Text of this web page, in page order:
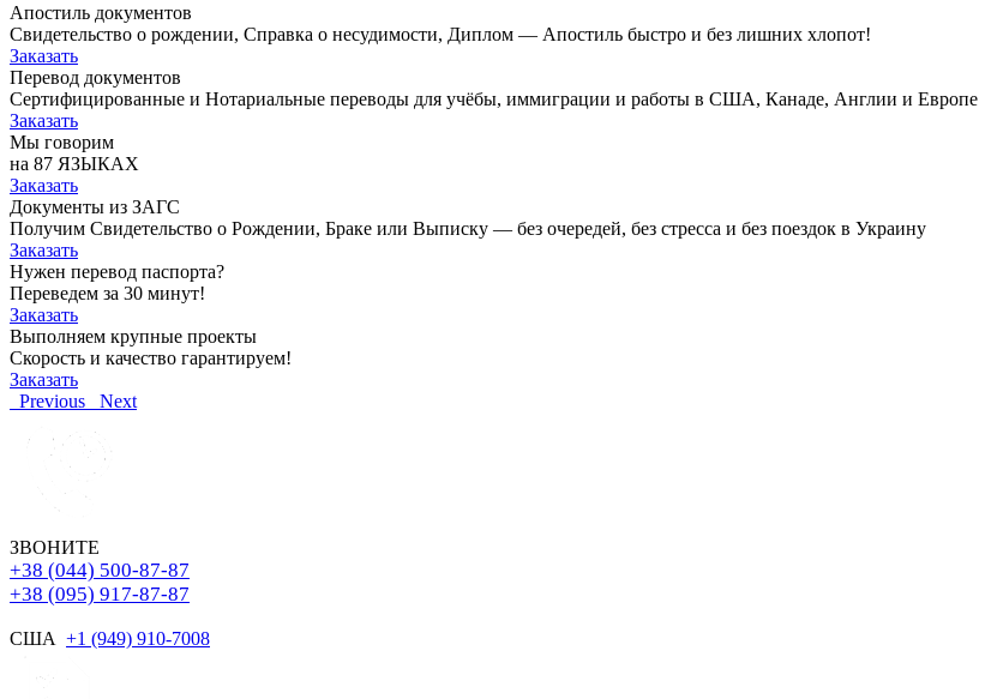
Апостиль документов
Свидетельство о рождении, Справка о несудимости, Диплом — Апостиль быстро и без лишних хлопот!
Заказать
Перевод документов
Сертифицированные и Нотариальные переводы для учёбы, иммиграции и работы в США, Канаде, Англии и Европе
Заказать
Мы говорим
на 87 ЯЗЫКАХ
Заказать
Документы из ЗАГС
Получим Свидетельство о Рождении, Браке или Выписку — без очередей, без стресса и без поездок в Украину
Заказать
Нужен перевод паспорта?
Переведем за 30 минут!
Заказать
Выполняем крупные проекты
Скорость и качество гарантируем!
Заказать
Previous
Next
ЗВОНИТЕ
+38 (044) 500-87-87
+38 (095) 917-87-87
США +1 (949) 910-7008